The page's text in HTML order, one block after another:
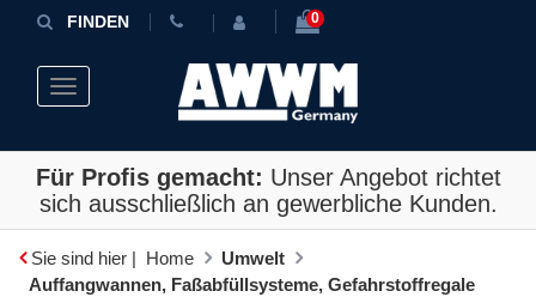
FINDEN 0
Toggle navigation
Für Profis gemacht: Unser Angebot richtet
sich ausschließlich an gewerbliche Kunden.
Sie sind hier | Home
Umwelt
Auffangwannen, Faßabfüllsysteme, Gefahrstoffregale